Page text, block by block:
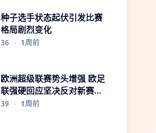
种子选手状态起伏引发比赛
格局剧烈变化
36 · 1周前
欧洲超级联赛势头增强 欧足
联强硬回应坚决反对新赛事
构想
39 · 1周前